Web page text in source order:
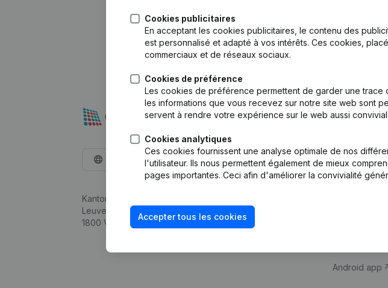
Cookies publicitaires
En acceptant les cookies publicitaires, le contenu des
est personnalisé et adapté à vos intérêts. Ces cookies,
commerciaux et de réseaux sociaux.
Cookies de préférence
Les cookies de préférence permettent de garder une trace
les informations que vous recevez sur notre site web sont
servent à rendre votre expérience sur le web aussi
Cookies analytiques
Ces cookies fournissent une analyse optimale de nos
l'utilisateur. Ils nous permettent également de mieux
pages importantes. Ceci afin d'améliorer la convivialité
Accepter tous les cookies
Français
Kantorenpark Everest
Leuvensesteenweg 248D,
1800 Vilvoorde
Produit
d’entreprise
Monitoring
Android app